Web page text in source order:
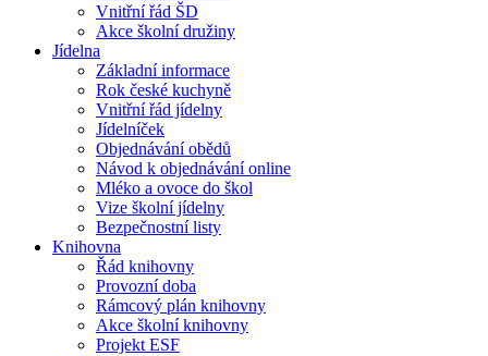
Vnitřní řád ŠD
Akce školní družiny
Jídelna
Základní informace
Rok české kuchyně
Vnitřní řád jídelny
Jídelníček
Objednávání obědů
Návod k objednávání online
Mléko a ovoce do škol
Vize školní jídelny
Bezpečnostní listy
Knihovna
Řád knihovny
Provozní doba
Rámcový plán knihovny
Akce školní knihovny
Projekt ESF